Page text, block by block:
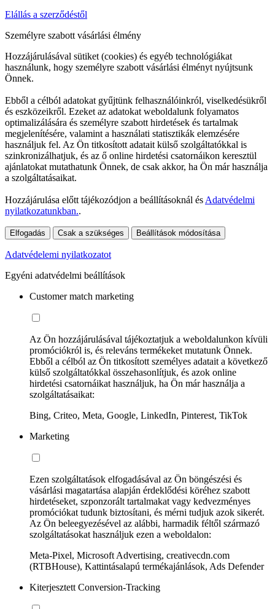
Elállás a szerződéstől
Személyre szabott vásárlási élmény
Hozzájárulásával sütiket (cookies) és egyéb technológiákat
használunk, hogy személyre szabott vásárlási élményt nyújtsunk
Önnek.
Ebből a célból adatokat gyűjtünk felhasználóinkról, viselkedésükről
és eszközeikről. Ezeket az adatokat weboldalunk folyamatos
optimalizálására és személyre szabott hirdetések és tartalmak
megjelenítésére, valamint a használati statisztikák elemzésére
használjuk fel. Az Ön titkosított adatait külső szolgáltatókkal is
szinkronizálhatjuk, és az ő online hirdetési csatornáikon keresztül
ajánlatokat mutathatunk Önnek, de csak akkor, ha Ön már használja
a szolgáltatásaikat.
Hozzájárulása előtt tájékozódjon a beállításoknál és Adatvédelmi
nyilatkozatunkban..
Elfogadás Csak a szükséges Beállítások módosítása
Adatvédelemi nyilatkozatot
Egyéni adatvédelmi beállítások
Customer match marketing
Az Ön hozzájárulásával tájékoztatjuk a weboldalunkon kívüli
promóciókról is, és releváns termékeket mutatunk Önnek.
Ebből a célból az Ön titkosított személyes adatait a következő
külső szolgáltatókkal összehasonlítjuk, és azok online
hirdetési csatornáikat használjuk, ha Ön már használja a
szolgáltatásaikat:
Bing, Criteo, Meta, Google, LinkedIn, Pinterest, TikTok
Marketing
Ezen szolgáltatások elfogadásával az Ön böngészési és
vásárlási magatartása alapján érdeklődési köréhez szabott
hirdetéseket, szponzorált tartalmakat vagy kedvezményes
promóciókat tudunk biztosítani, és mérni tudjuk azok sikerét.
Az Ön beleegyezésével az alábbi, harmadik féltől származó
szolgáltatásokat használjuk ezen a weboldalon:
Meta-Pixel, Microsoft Advertising, creativecdn.com
(RTBHouse), Kattintásalapú termékajánlások, Ads Defender
Kiterjesztett Conversion-Tracking